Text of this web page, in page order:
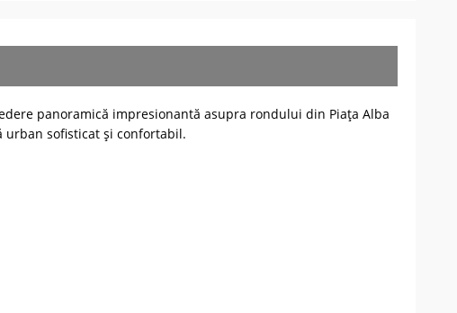
panoramică impresionantă asupra rondului din Piața Alba
sofisticat și confortabil.